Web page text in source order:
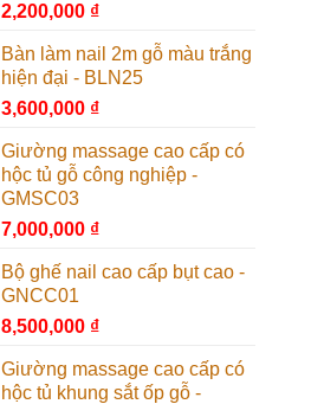
2,200,000 ₫
Bàn làm nail 2m gỗ màu trắng
hiện đại - BLN25
3,600,000 ₫
Giường massage cao cấp có
hộc tủ gỗ công nghiệp -
GMSC03
7,000,000 ₫
Bộ ghế nail cao cấp bụt cao -
GNCC01
8,500,000 ₫
Giường massage cao cấp có
hộc tủ khung sắt ốp gỗ -